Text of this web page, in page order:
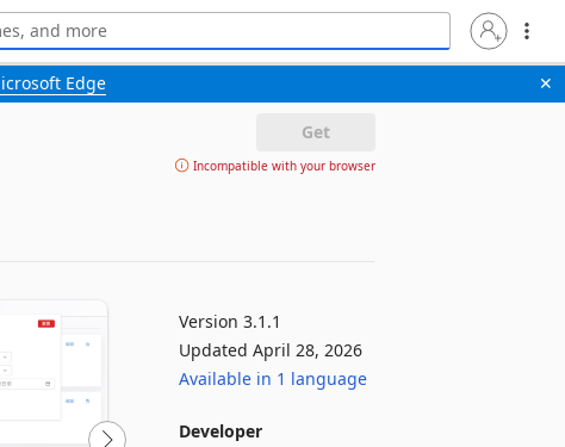
Edge ✕
Get
Incompatible with your browser
Version 3.1.1
Updated April 28, 2026
Available in 1 language
Developer